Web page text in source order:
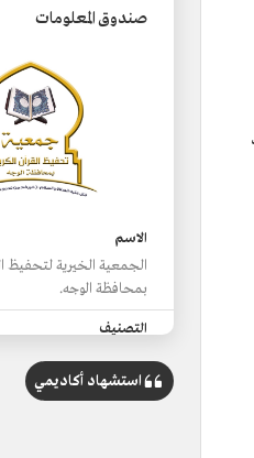
صندوق المعلومات
الاسم
الجمعية الخيرية لتحفيظ
بمحافظة الوجه.
التصنيف
استشهاد أكاديمي